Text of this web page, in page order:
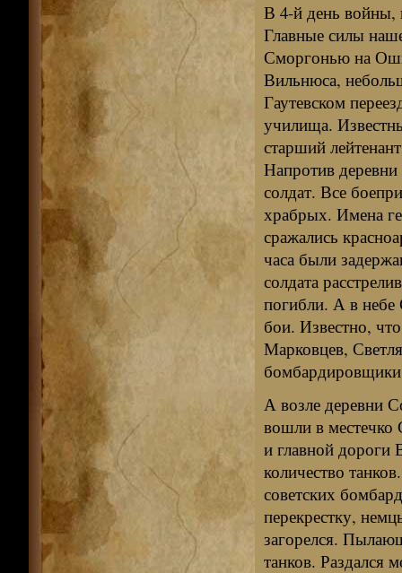
В 4-й день войны,
Главные силы
Сморгонью на
Вильнюса,
Гаутевском
училища.
старший
Напротив деревни
солдат. Все
храбрых. Имена
сражались
часа были
солдата
погибли. А в
бои. Известно,
Марковцев,
А возле деревни
вошли в местечко
и главной
количество
советских
перекрестку,
загорелся.
танков.